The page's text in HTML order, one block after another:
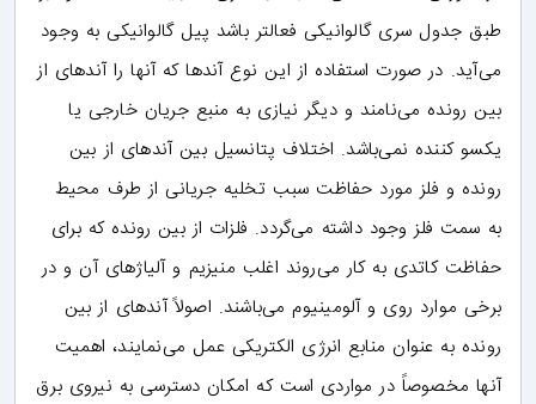
طبق جدول سری گالوانیکی فعالتر باشد پیل گالوانیکی به وجود
می‌آید. در صورت استفاده از این نوع آندها که آنها را آندهای از
بین رونده می‌نامند و دیگر نیازی به منبع جریان خارجی یا
یکسو کننده نمی‌باشد. اختلاف پتانسیل بین آندهای از بین
رونده و فلز مورد حفاظت سبب تخلیه جریانی از طرف محیط
به سمت فلز وجود داشته می‌گردد. فلزات از بین رونده که برای
حفاظت کاتدی به کار می‌روند اغلب منیزیم و آلیاژهای آن و در
برخی موارد روی و آلومینیوم می‌باشند. اصولاً آندهای از بین
رونده به عنوان منابع انرژی الکتریکی عمل می‌نمایند، اهمیت
آنها مخصوصاً در مواردی است که امکان دسترسی به نیروی برق